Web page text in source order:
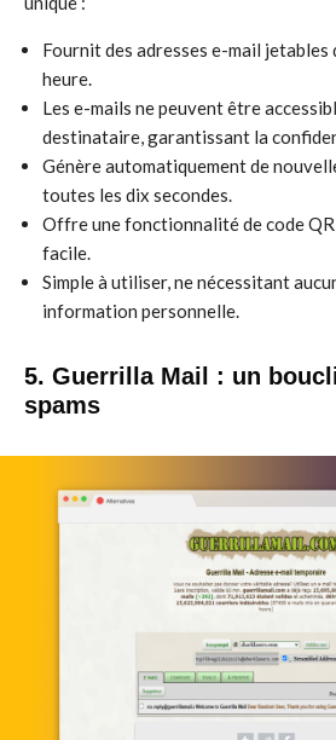
Fournit des adresses e-mail
heure.
Les e-mails ne peuvent être
destinataire, garantissant la
Génère automatiquement de
toutes les dix secondes.
Offre une fonctionnalité de code
facile.
Simple à utiliser, ne nécessitant
information personnelle.
5. Guerrilla Mail : un
spams